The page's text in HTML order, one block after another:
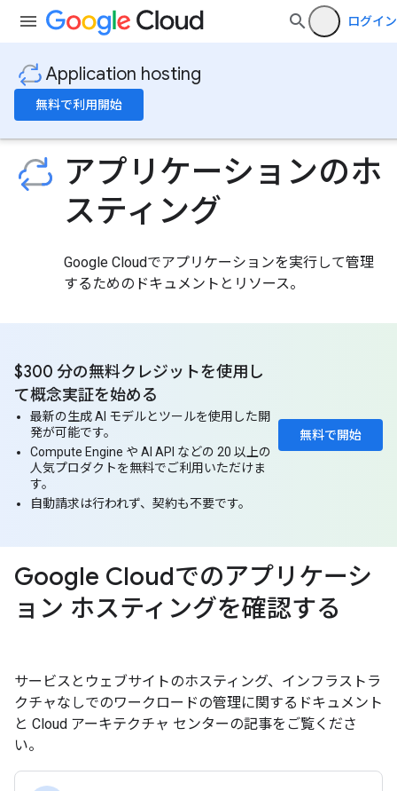
ログイン
Application hosting
無料で利用開始
アプリケーションのホ
スティング
Google Cloudでアプリケーションを実行して管理
するためのドキュメントとリソース。
無料で開始
$300 分の無料クレジットを使用し
て概念実証を始める
最新の生成 AI モデルとツールを使用した開
発が可能です。
Compute Engine や AI API などの 20 以上の
人気プロダクトを無料でご利用いただけま
す。
自動請求は行われず、契約も不要です。
Google Cloudでのアプリケーシ
ョン ホスティングを確認する
サービスとウェブサイトのホスティング、インフラストラ
クチャなしでのワークロードの管理に関するドキュメント
と Cloud アーキテクチャ センターの記事をご覧くださ
い。